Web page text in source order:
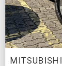
MITSUBISHI